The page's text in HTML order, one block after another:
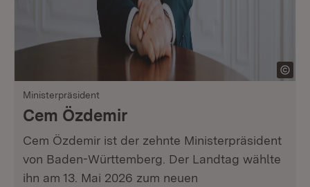
Ministerpräsident
Cem Özdemir
Cem Özdemir ist der zehnte Ministerpräsident
von Baden-Württemberg. Der Landtag wählte
ihn am 13. Mai 2026 zum neuen